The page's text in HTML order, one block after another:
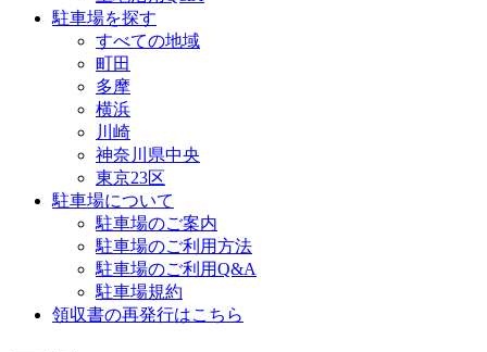
駐車場を探す
すべての地域
町田
多摩
横浜
川崎
神奈川県中央
東京23区
駐車場について
駐車場のご案内
駐車場のご利用方法
駐車場のご利用Q&A
駐車場規約
領収書の再発行はこちら